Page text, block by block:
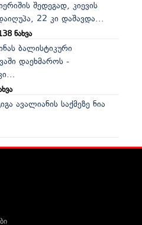
შედეგად, კიევის
22 კი დაშავდა...
ნახვა
ბალისტიკური
დაეხმაროს -
ავალიანის საქმეზე ნია